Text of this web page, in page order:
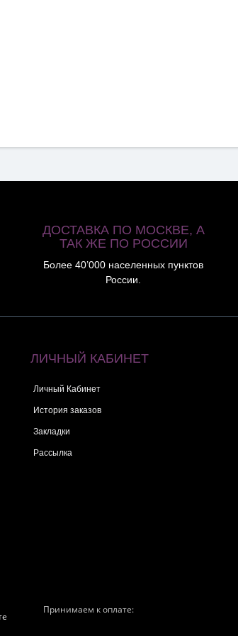
ДОСТАВКА ПО МОСКВЕ, А
ТАК ЖЕ ПО РОССИИ
Более 40’000 населенных пунктов
России.
ЛИЧНЫЙ КАБИНЕТ
Личный Кабинет
История заказов
Закладки
Рассылка
Принимаем к оплате: